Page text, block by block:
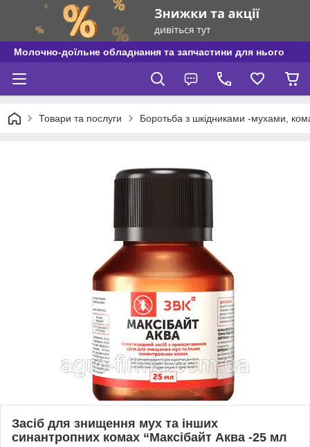
Молочно-доїльне обладнання та запчастини для нього
Товари та послуги Боротьба з шкідниками -мухами,
Засіб для знищення мух та інших
синантропних комах “Максібайт Аква -25 мл